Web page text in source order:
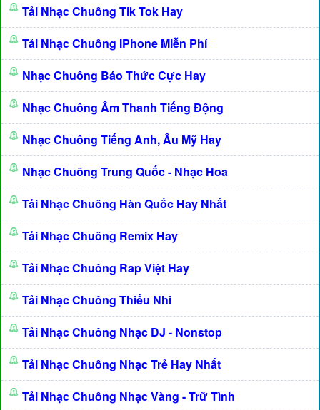
Tải Nhạc Chuông Tik Tok Hay
Tải Nhạc Chuông IPhone Miễn Phí
Nhạc Chuông Báo Thức Cực Hay
Nhạc Chuông Âm Thanh Tiếng Động
Nhạc Chuông Tiếng Anh, Âu Mỹ Hay
Nhạc Chuông Trung Quốc - Nhạc Hoa
Tải Nhạc Chuông Hàn Quốc Hay Nhất
Tải Nhạc Chuông Remix Hay
Tải Nhạc Chuông Rap Việt Hay
Tải Nhạc Chuông Thiếu Nhi
Tải Nhạc Chuông Nhạc DJ - Nonstop
Tải Nhạc Chuông Nhạc Trẻ Hay Nhất
Tải Nhạc Chuông Nhạc Vàng - Trữ Tình